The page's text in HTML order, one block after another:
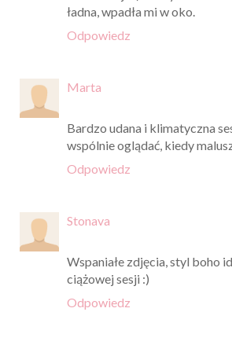
ładna, wpadła mi w oko.
Odpowiedz
Marta
Bardzo udana i klimatyczna
wspólnie oglądać, kiedy
Odpowiedz
Stonava
Wspaniałe zdjęcia, styl boho
ciążowej sesji :)
Odpowiedz